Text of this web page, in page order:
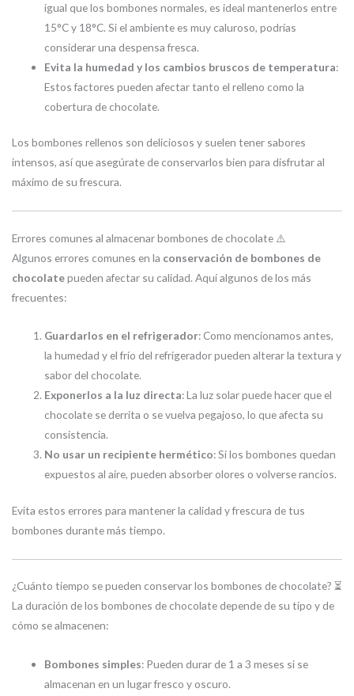
igual que los bombones normales, es ideal mantenerlos entre
15°C y 18°C. Si el ambiente es muy caluroso, podrías
considerar una despensa fresca.
Evita la humedad y los cambios bruscos de temperatura:
Estos factores pueden afectar tanto el relleno como la
cobertura de chocolate.
Los bombones rellenos son deliciosos y suelen tener sabores
intensos, así que asegúrate de conservarlos bien para disfrutar al
máximo de su frescura.
Errores comunes al almacenar bombones de chocolate ⚠️
Algunos errores comunes en la conservación de bombones de
chocolatepueden afectar su calidad. Aquí algunos de los más
frecuentes:
Guardarlos en el refrigerador: Como mencionamos antes,
la humedad y el frío del refrigerador pueden alterar la textura y
sabor del chocolate.
Exponerlos a la luz directa: La luz solar puede hacer que el
chocolate se derrita o se vuelva pegajoso, lo que afecta su
consistencia.
No usar un recipiente hermético: Si los bombones quedan
expuestos al aire, pueden absorber olores o volverse rancios.
Evita estos errores para mantener la calidad y frescura de tus
bombones durante más tiempo.
¿Cuánto tiempo se pueden conservar los bombones de chocolate? ⏳
La duración de los bombones de chocolate depende de su tipo y de
cómo se almacenen:
Bombones simples: Pueden durar de 1 a 3 meses si se
almacenan en un lugar fresco y oscuro.